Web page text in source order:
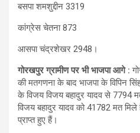
बसपा शमशुद्दीन 3319
कांग्रेस चेतना 873
आसपा चंद्रशेखर 2948।
गोरखपुर ग्रामीण पर भी भाजपा आगे :
की मतगणना के बाद भाजपा के विपिन
के विजय विजय बहादुर यादव से 7794
विजय बहादुर यादव को 41782 मत
प्राप्त हुए हैं।